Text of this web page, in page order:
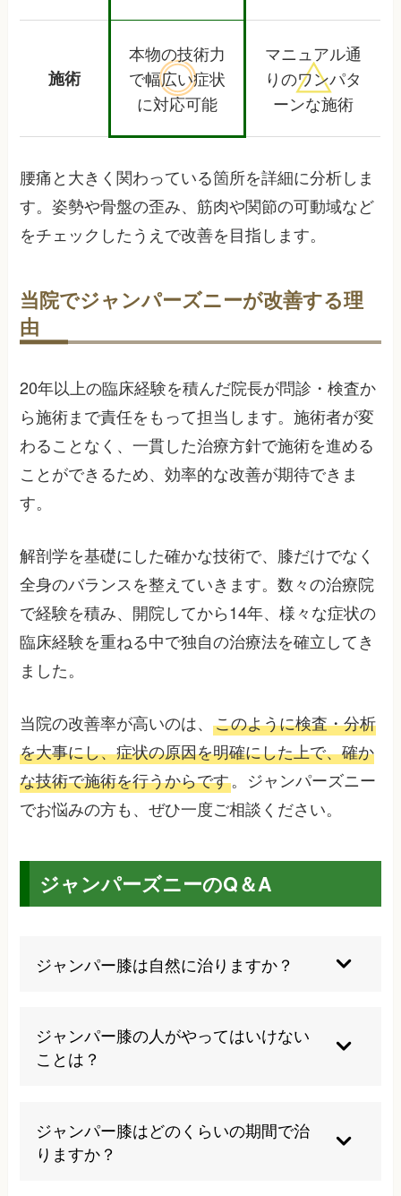
施術
本物の技術力
で幅広い症状
に対応可能
マニュアル通
りのワンパタ
ーンな施術
腰痛と大きく関わっている箇所を詳細に分析しま
す。姿勢や骨盤の歪み、筋肉や関節の可動域など
をチェックしたうえで改善を目指します。
当院でジャンパーズニーが改善する理
由
20年以上の臨床経験を積んだ院長が問診・検査か
ら施術まで責任をもって担当します。施術者が変
わることなく、一貫した治療方針で施術を進める
ことができるため、効率的な改善が期待できま
す。
解剖学を基礎にした確かな技術で、膝だけでなく
全身のバランスを整えていきます。数々の治療院
で経験を積み、開院してから14年、様々な症状の
臨床経験を重ねる中で独自の治療法を確立してき
ました。
当院の改善率が高いのは、このように検査・分析
を大事にし、症状の原因を明確にした上で、確か
な技術で施術を行うからです。ジャンパーズニー
でお悩みの方も、ぜひ一度ご相談ください。
ジャンパーズニーのQ＆A
ジャンパー膝は自然に治りますか？
改善することもありますが、多くの場合は適切な
治療やケアなしでは完全に治ることは難しいで
す。特に症状が長引いている場合は、専門的なア
のバランスを整えることで、自然治癒力を高める
施術を行っています。
ジャンパー膝の人がやってはいけない
ことは？
動作、重い荷物の持ち運び、長時間の立ち仕事は
避けるべきです。また、体を冷やすことも血行不
良を招き、回復を遅らせるため控えましょう。し
ジャンパー膝はどのくらいの期間で治
りますか？